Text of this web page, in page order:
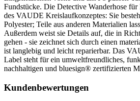
Fundstücke. Die Detective Wanderhose
des VAUDE Kreislaufkonzeptes: Sie
Polyester; Teile aus anderen Materialien
Außerdem weist sie Details auf, die in
gehen - sie zeichnet sich durch einen
ist langlebig und leicht reparierbar. Das
Label steht für ein umweltfreundliches,
nachhaltigen und bluesign® zertifizierten
Kundenbewertungen